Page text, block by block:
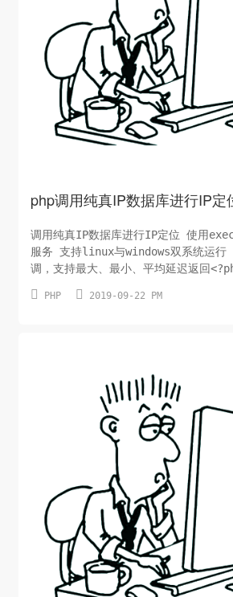
php调用纯真IP数据库进行IP定
调用纯真IP数据库进行IP定位 使用
服务 支持linux与windows双系统运行
调，支持最大、最小、平均延迟返回
功,1001->error,1002->禁ping,1003-
 PHP  2019-09-22 PM